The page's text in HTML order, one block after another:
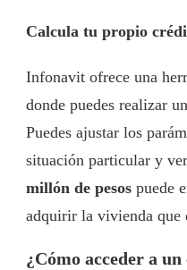
Calcula tu propio
Infonavit ofrece una
donde puedes realizar
Puedes ajustar los
situación particular y
millón de pesos puede
adquirir la vivienda que
¿Cómo acceder a